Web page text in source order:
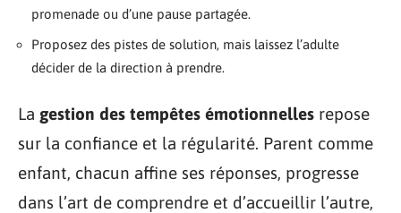
promenade ou d’une pause partagée.
Proposez des pistes de solution, mais laissez l’adulte
décider de la direction à prendre.
La gestion des tempêtes émotionnelles repose
sur la confiance et la régularité. Parent comme
enfant, chacun affine ses réponses, progresse
dans l’art de comprendre et d’accueillir l’autre,